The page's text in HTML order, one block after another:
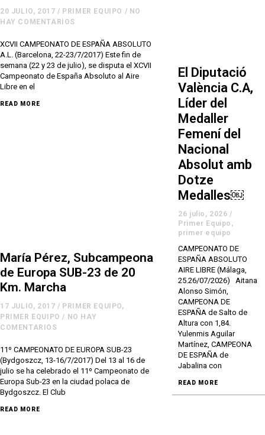
20 JULIO, 2017 / PRIMER EQUIPO / NO
HAY COMENTARIOS
XCVII CAMPEONATO DE ESPAÑA ABSOLUTO
A.L. (Barcelona, 22-23/7/2017) Este fin de
semana (22 y 23 de julio), se disputa el XCVII
Campeonato de España Absoluto al Aire
Libre en el
READ MORE
María Pérez, Subcampeona
de Europa SUB-23 de 20
Km. Marcha
17 JULIO, 2017 / PRIMER EQUIPO,
PRIMER EQUIPO / NO HAY
COMENTARIOS
11º CAMPEONATO DE EUROPA SUB-23
(Bydgoszcz, 13-16/7/2017) Del 13 al 16 de
julio se ha celebrado el 11º Campeonato de
Europa Sub-23 en la ciudad polaca de
Bydgoszcz. El Club
READ MORE
El Diputació
València C.A,
Líder del
Medaller
Femení del
Nacional
Absolut amb
Dotze
Medalles￼
26 julio, 2026 /
Primer Equipo ,
primer equipo
CAMPEONATO DE
ESPAÑA ABSOLUTO
AIRE LIBRE (Málaga,
25.26/07/2026) Aitana
Alonso Simón,
CAMPEONA DE
ESPAÑA de Salto de
Altura con 1,84.
Yulenmis Aguilar
Martínez, CAMPEONA
DE ESPAÑA de
Jabalina con
READ MORE